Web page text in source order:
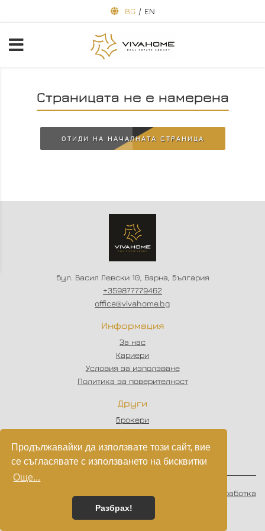
Продължавайки да използвате този сайт, вие
се съгласявате с използването на бисквитки
Още...
Разбрах!
BG / EN
Страницата не е намерена
ОТИДИ НА НАЧАЛНАТА СТРАНИЦА
бул. Васил Левски 10, Варна, България
+359877779462
office@vivahome.bg
Информация
За нас
Кариери
Условия за използване
Политика за поверителност
Други
Брокери
Отзиви
Статии
Партньори
Изработка
на софтуер